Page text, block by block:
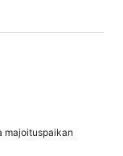
majoituspaikan